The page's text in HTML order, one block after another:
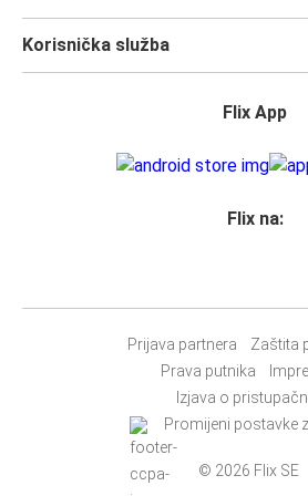
Što očekivati u dok putuješ
udobno - a kupnja karte ne može biti
FlixShopu ili pomoću Google
nema potrebe za ispisomi
će tvoj telefon biti tvoja karta.
Želiš li sjediti uz obitelj ili prijatelje ili
sebe slobodnim? Trebaš
stolu za obavljanje posla tijekom
Korisnička služba
Flix App
Flix na:
Prijava partnera
Zaštita
Prava putnika
Izjava o
Promijeni postavke
© 2026 Flix SE